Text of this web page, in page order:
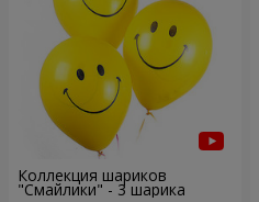
Коллекция шариков
"Смайлики" - 3 шарика